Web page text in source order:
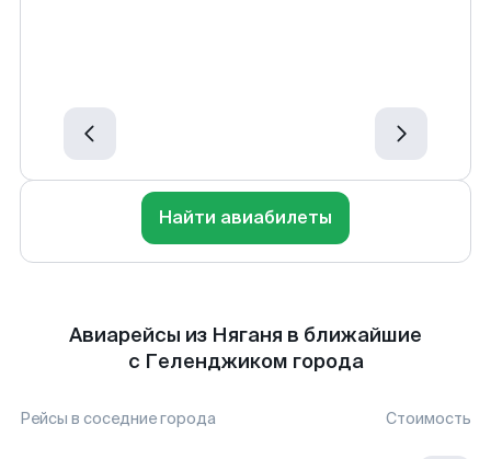
Найти авиабилеты
Авиарейсы из Няганя в ближайшие
с Геленджиком города
Рейсы в соседние города Стоимость